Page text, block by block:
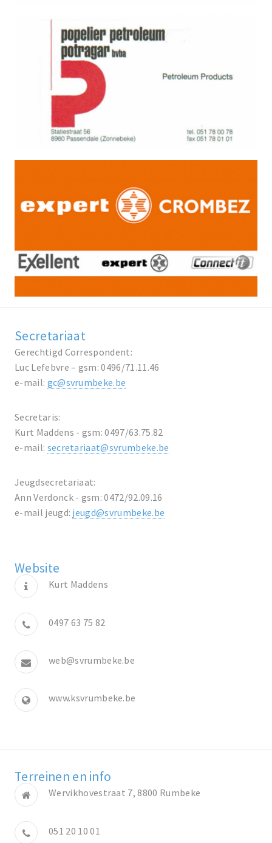
Secretariaat
Gerechtigd Correspondent:
Luc Lefebvre – gsm: 0496/71.11.46
e-mail: gc@svrumbeke.be
Secretaris:
Kurt Maddens - gsm: 0497/63.75.82
e-mail: secretariaat@svrumbeke.be
Jeugdsecretariaat:
Ann Verdonck - gsm: 0472/92.09.16
e-mail jeugd: jeugd@svrumbeke.be
Website
Kurt Maddens
0497 63 75 82
web@svrumbeke.be
www.ksvrumbeke.be
Terreinen en info
Wervikhovestraat 7, 8800 Rumbeke
051 20 10 01